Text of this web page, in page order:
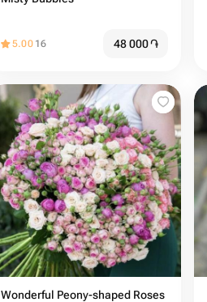
5.00 16 48 000֏
Wonderful Peony-shaped Roses